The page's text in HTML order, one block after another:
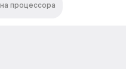
процессора